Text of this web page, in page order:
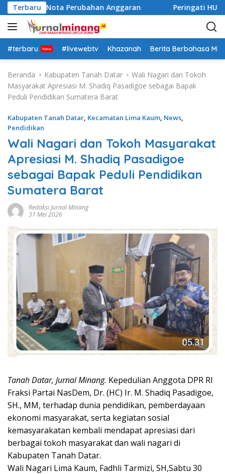
a
g
u
TerbaruNota Perubahan Anggaran Peringati HUT
#terbaru #livewebtv Khazanah Berita Berbahasa
Beranda Kabupaten Tanah Datar
Wali Nagari dan Tokoh
Masyarakat Apresiasi M. Shadiq Pasadigoe sebagai Bapak
Peduli Pendidikan Sumatera Barat
Kabupaten Tanah Datar, Kecamatan Lima Kaum, News,
Pendidikan
Wali Nagari dan Tokoh Masyarakat
Apresiasi M. Shadiq Pasadigoe
sebagai Bapak Peduli Pendidikan
Sumatera Barat
Redaksi Jurnal Minang
31 Mei 2026
Tanah Datar, Jurnal Minang. Kepedulian Anggota DPR RI
Fraksi Partai NasDem, Dr. (HC) Ir. M. Shadiq Pasadigoe,
SH., MM, terhadap dunia pendidikan, pemberdayaan
ekonomi masyarakat, serta kegiatan sosial
kemasyarakatan kembali mendapat apresiasi dari
berbagai tokoh masyarakat dan wali nagari di
Kabupaten Tanah Datar.
Wali Nagari Lima Kaum, Fadhli Tarmizi, SH,Sabtu 30